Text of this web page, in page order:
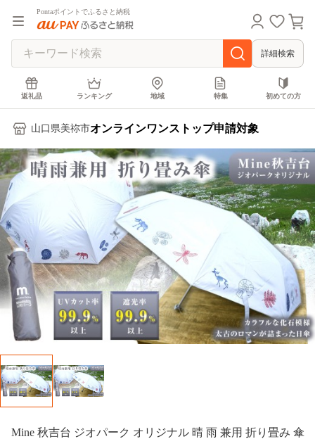
Pontaポイントでふるさと納税
詳細検索
返礼品 ランキング 地域 特集 初めての方
山口県美祢市オンラインワンストップ申請対象
Mine 秋吉台 ジオパーク オリジナル 晴 雨 兼用 折り畳み 傘